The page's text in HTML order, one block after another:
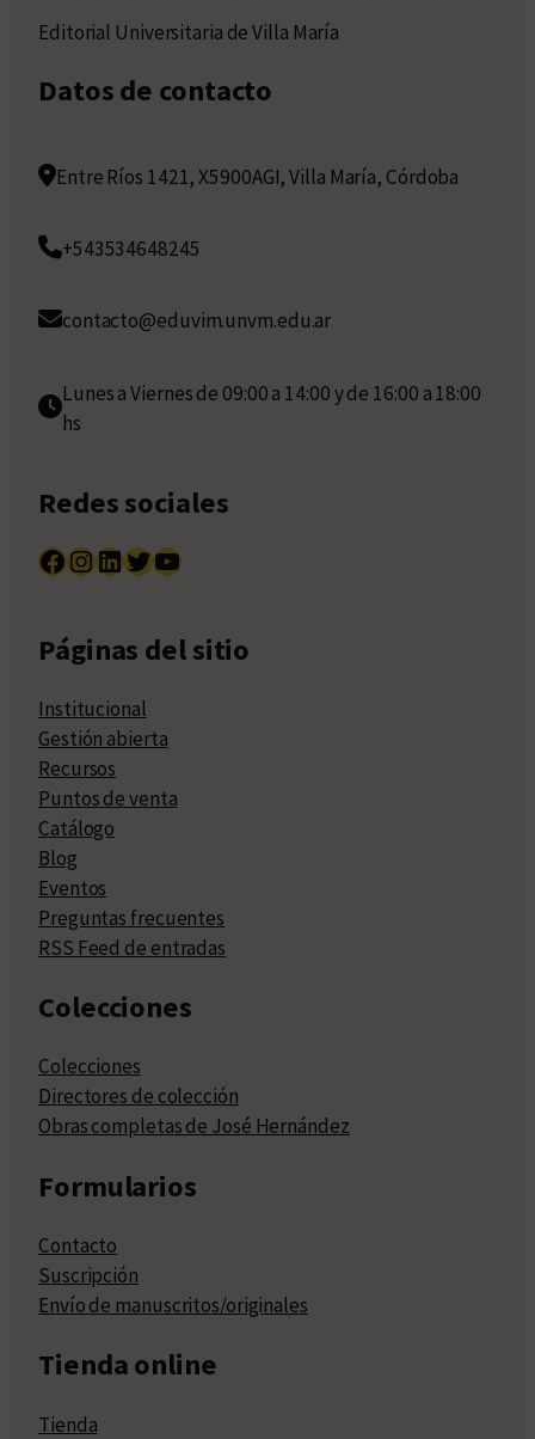
Editorial Universitaria de Villa María
Datos de contacto
Entre Ríos 1421, X5900AGI, Villa María, Córdoba
+543534648245
contacto@eduvim.unvm.edu.ar
Lunes a Viernes de 09:00 a 14:00 y de 16:00 a 18:00
hs
Redes sociales
Facebook InstagramLinkedIn Twitter YouTube
Páginas del sitio
Institucional
Gestión abierta
Recursos
Puntos de venta
Catálogo
Blog
Eventos
Preguntas frecuentes
RSS Feed de entradas
Colecciones
Colecciones
Directores de colección
Obras completas de José Hernández
Formularios
Contacto
Suscripción
Envío de manuscritos/originales
Tienda online
Tienda